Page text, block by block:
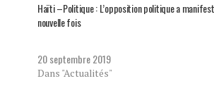
Haïti –Politique : L’opposition politique a
nouvelle fois
20 septembre 2019
Dans "Actualités"